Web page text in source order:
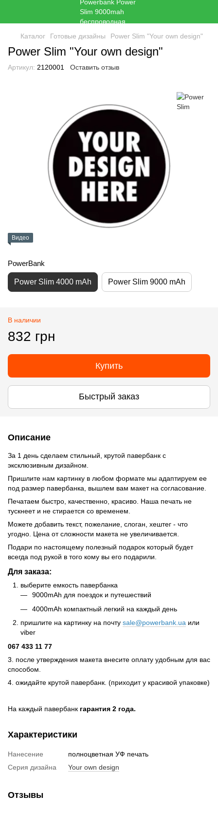
Каталог Готовые дизайны Power Slim "Your own design"
Power Slim "Your own design"
Артикул: 2120001 Оставить отзыв
Видео
PowerBank
Power Slim 4000 mAh Power Slim 9000 mAh
В наличии
832 грн
Купить
Быстрый заказ
Описание
За 1 день сделаем стильный, крутой павербанк с
эксклюзивным дизайном.
Пришлите нам картинку в любом формате мы адаптируем ее
под размер павербанка, вышлем вам макет на согласование.
Печатаем быстро, качественно, красиво. Наша печать не
тускнеет и не стирается со временем.
Можете добавить текст, пожелание, слоган, хештег - что
угодно. Цена от сложности макета не увеличивается.
Подари по настоящему полезный подарок который будет
всегда под рукой в того кому вы его подарили.
Для заказа:
выберите емкость павербанка
9000mAh для поездок и путешествий
4000mAh компактный легкий на каждый день
пришлите на картинку на почту sale@powerbank.ua или
viber
067 433 11 77
3. после утверждения макета внесите оплату удобным для вас
способом.
4. ожидайте крутой павербанк. (приходит у красивой упаковке)
На каждый павербанк гарантия 2 года.
Характеристики
Нанесение
полноцветная УФ печать
Серия дизайна
Your own design
Отзывы